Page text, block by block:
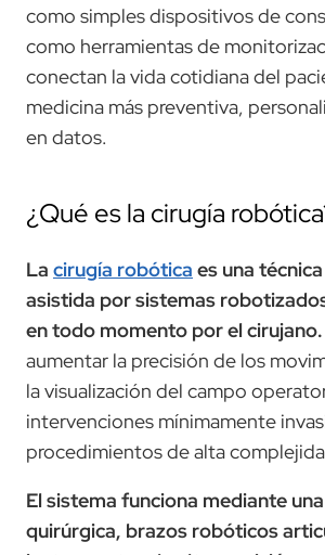
como simples dispositivos de
como herramientas de
conectan la vida cotidiana del
medicina más preventiva,
en datos.
¿Qué es la cirugía
La cirugía robótica es una
asistida por sistemas
en todo momento por el cirujano.
aumentar la precisión de los
la visualización del campo
intervenciones mínimamente
procedimientos de alta
El sistema funciona mediante
quirúrgica, brazos robóticos